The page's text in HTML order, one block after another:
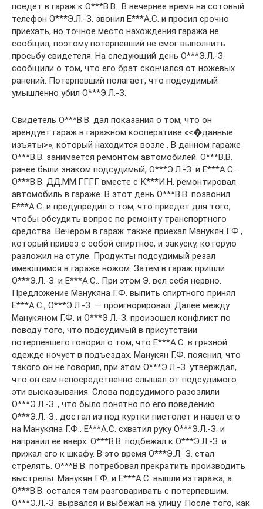
поедет в гараж к О***В.В.. В вечернее время на сотовый
телефон О***Э.Л.-З. звонил Е***А.С. и просил срочно
приехать, но точное место нахождения гаража не
сообщил, поэтому потерпевший не смог выполнить
просьбу свидетеля. На следующий день О***Э.Л.-З.
сообщили о том, что его брат скончался от ножевых
ранений. Потерпевший полагает, что подсудимый
умышленно убил О***Э.Л.-З.
Свидетель О***В.В. дал показания о том, что он
арендует гараж в гаражном кооперативе «<�данные
изъяты>», который находится возле . В данном гараже
О***В.В. занимается ремонтом автомобилей. О***В.В.
ранее были знаком подсудимый, О***Э.Л.-З. и Е***А.С..
О***В.В. ДД.ММ.ГГГГ вместе с К***И.Н. ремонтировал
автомобиль в гараже. В этот день О***В.В. позвонил
Е***А.С. и предупредил о том, что приедет для того,
чтобы обсудить вопрос по ремонту транспортного
средства. Вечером в гараж также приехал Манукян Г.Ф.,
который привез с собой спиртное, и закуску, которую
разложил на стуле. Продукты подсудимый резал
имеющимся в гараже ножом. Затем в гараж пришли
О***Э.Л.-З. и Е***А.С.. При этом Э. вел себя нервно.
Предложение Манукяна Г.Ф. выпить спиртного принял
Е***А.С., О***Э.Л.-З. — проигнорировал. Далее между
Манукяном Г.Ф. и О***Э.Л.-З. произошел конфликт по
поводу того, что подсудимый в присутствии
потерпевшего говорил о том, что Е***А.С. в грязной
одежде ночует в подъездах. Манукян Г.Ф. пояснил, что
такого он не говорил, при этом О***Э.Л.-З. утверждал,
что он сам непосредственно слышал от подсудимого
эти высказывания. Слова подсудимого разозлили
О***Э.Л.-З.., что было понятно по его поведению.
О***Э.Л.-З.. достал из под куртки пистолет и навел его
на Манукяна Г.Ф.. Е***А.С. схватил руку О***Э.Л.-З. и
направил ее вверх. О***В.В. подбежал к О***Э.Л.-З. и
прижал его к шкафу. В это время О***Э.Л.-З. стал
стрелять. О***В.В. потребовал прекратить производить
выстрелы. Манукян Г.Ф. и Е***А.С. вышли из гаража, а
О***В.В. остался там разговаривать с потерпевшим.
О***Э.Л.-З. вырвался и выбежал на улицу. После того, как